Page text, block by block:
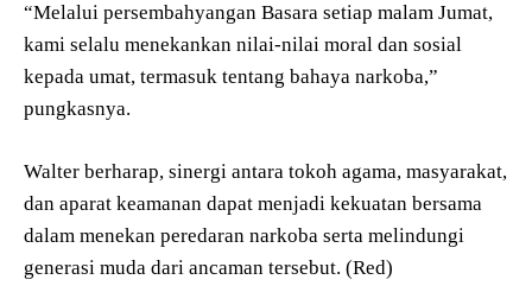
“Melalui persembahyangan Basara setiap malam Jumat,
kami selalu menekankan nilai-nilai moral dan sosial
kepada umat, termasuk tentang bahaya narkoba,”
pungkasnya.
Walter berharap, sinergi antara tokoh agama, masyarakat,
dan aparat keamanan dapat menjadi kekuatan bersama
dalam menekan peredaran narkoba serta melindungi
generasi muda dari ancaman tersebut. (Red)